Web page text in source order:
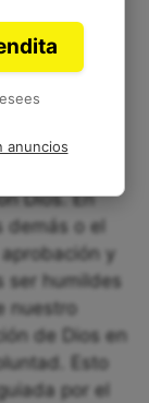
Dios. En
demás o el
y
ser humildes
nuestro
de Dios en
Esto
por el
anuncios